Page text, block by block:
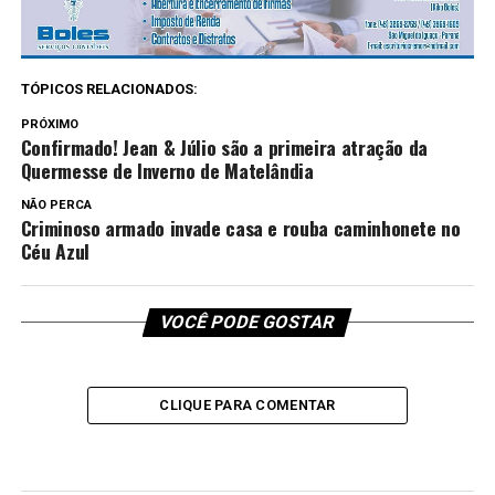
TÓPICOS RELACIONADOS:
PRÓXIMO
Confirmado! Jean & Júlio são a primeira atração da
Quermesse de Inverno de Matelândia
NÃO PERCA
Criminoso armado invade casa e rouba caminhonete no
Céu Azul
VOCÊ PODE GOSTAR
CLIQUE PARA COMENTAR